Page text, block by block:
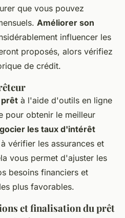
que vous pouvez
Améliorer son
influencer les
proposés, alors vérifiez
de crédit.
prêt à l'aide d'outils en ligne
pour obtenir le meilleur
les taux d'intérêt
vérifier les assurances et
vous permet d'ajuster les
besoins financiers et
plus favorables.
et finalisation du prêt